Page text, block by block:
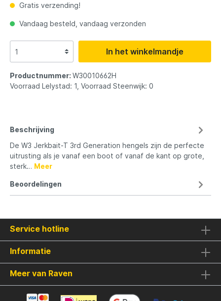
Gratis verzending!
Vandaag besteld, vandaag verzonden
In het winkelmandje
Productnummer: W30010662H
Voorraad Lelystad: 1, Voorraad Steenwijk: 0
Beschrijving
De W3 Jerkbait-T 3rd Generation hengels zijn de perfecte
uitrusting als je vanaf een boot of vanaf de kant op grote,
sterk… Meer
Beoordelingen
Service hotline
Informatie
Meer van Raven